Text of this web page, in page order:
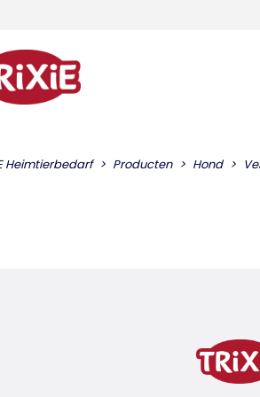
Heimtierbedarf Producten Hond
laden